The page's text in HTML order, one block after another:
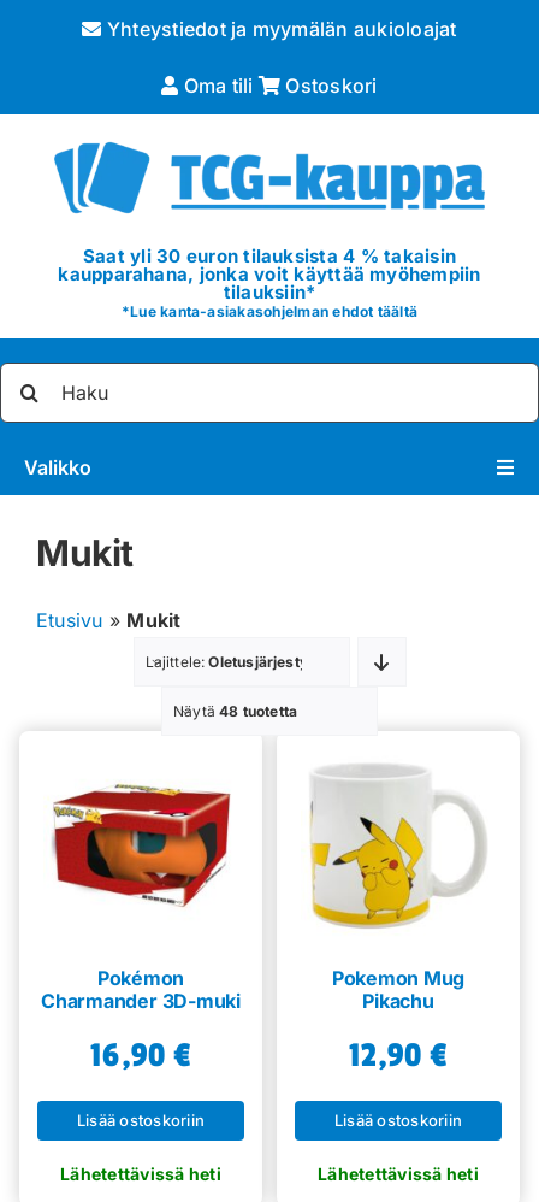
Yhteystiedot ja myymälän aukioloajat
Oma tili Ostoskori
Saat yli 30 euron tilauksista 4 % takaisin
kaupparahana, jonka voit käyttää myöhempiin
tilauksiin*
*Lue kanta-asiakasohjelman ehdot täältä
Valikko
Greidatut kortit
Irtokortit
Greidauspalvelu
Mukit
Etusivu » Mukit
Lajittele:Oletusjärjestys
Näytä48 tuotetta
Pokémon
Charmander 3D-muki
16,90 €
Lisää ostoskoriin
Pokemon Mug
Pikachu
12,90 €
Lisää ostoskoriin